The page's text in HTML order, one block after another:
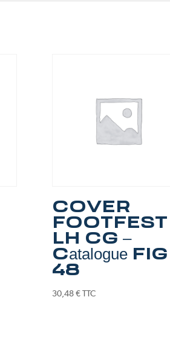
COVER
FOOTFEST
LH CG –
Catalogue FIG
48
30,48€TTC